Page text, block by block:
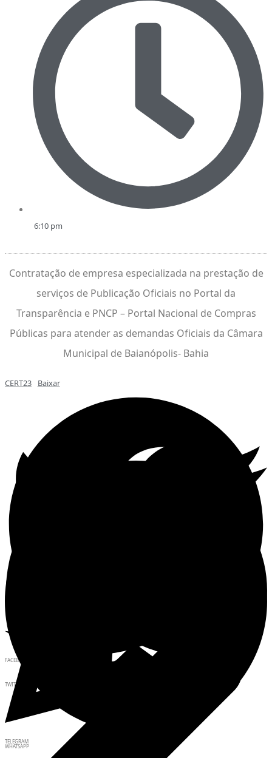
6:10 pm
Contratação de empresa especializada na prestação de
serviços de Publicação Oficiais no Portal da
Transparência e PNCP – Portal Nacional de Compras
Públicas para atender as demandas Oficiais da Câmara
Municipal de Baianópolis- Bahia
CERT23 Baixar
FACEBOOK
TWITTER
WHATSAPP
TELEGRAM